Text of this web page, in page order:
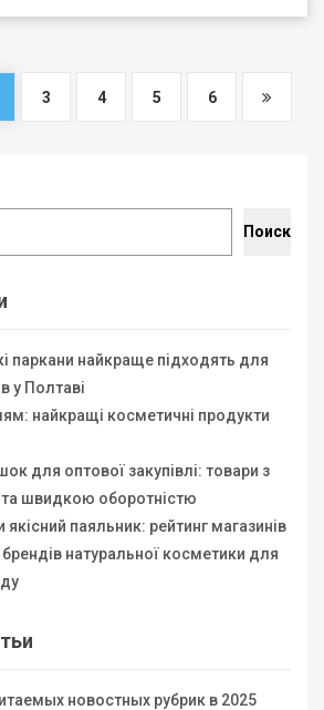
3 4 5 6
Поиск
паркани найкраще підходять для
у Полтаві
найкращі косметичні продукти
для оптової закупівлі: товари з
швидкою оборотністю
паяльник: рейтинг магазинів
натуральної косметики для
новостных рубрик в 2025